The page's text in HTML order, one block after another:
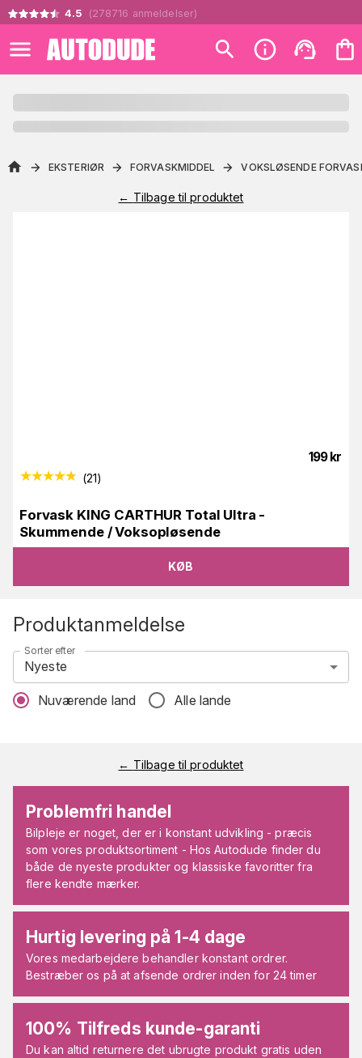
4.5 (278716 anmeldelser)
EKSTERIØR FORVASKMIDDEL VOKSLØSENDE
← Tilbage til produktet
199 kr
(21)
Forvask KING CARTHUR Total Ultra -
Skummende / Voksopløsende
KØB
Produktanmeldelse
Sorter efter
Nyeste
Nuværende land Alle lande
← Tilbage til produktet
Problemfri handel
Bilpleje er noget, der er i konstant udvikling - præcis
som vores produktsortiment - Hos Autodude finder du
både de nyeste produkter og klassiske favoritter fra
flere kendte mærker.
Hurtig levering på 1-4 dage
Vores medarbejdere behandler konstant ordrer.
Bestræber os på at afsende ordrer inden for 24 timer
100% Tilfreds kunde-garanti
Du kan altid returnere det ubrugte produkt gratis uden